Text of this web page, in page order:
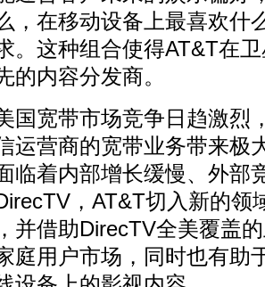
，在移动设备上最喜欢什
。这种组合使得AT&T在
的内容分发商。
宽带市场竞争日趋激烈
运营商的宽带业务带来极
临着内部增长缓慢、外部
，AT&T切入新的领
并借助DirecTV全美覆盖
庭用户市场，同时也有助